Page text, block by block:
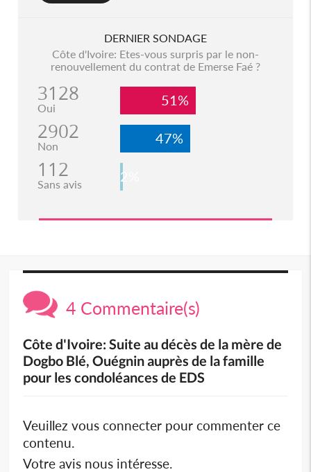
DERNIER SONDAGE
Côte d'Ivoire: Etes-vous surpris par le non-
renouvellement du contrat de Emerse Faé ?
3128
Oui 51%
2902
Non 47%
112
Sans avis 2%
4 Commentaire(s)
Côte d'Ivoire: Suite au décès de la mère de
Dogbo Blé, Ouégnin auprès de la famille
pour les condoléances de EDS
Veuillez vous connecter pour commenter ce
contenu.
Votre avis nous intéresse.